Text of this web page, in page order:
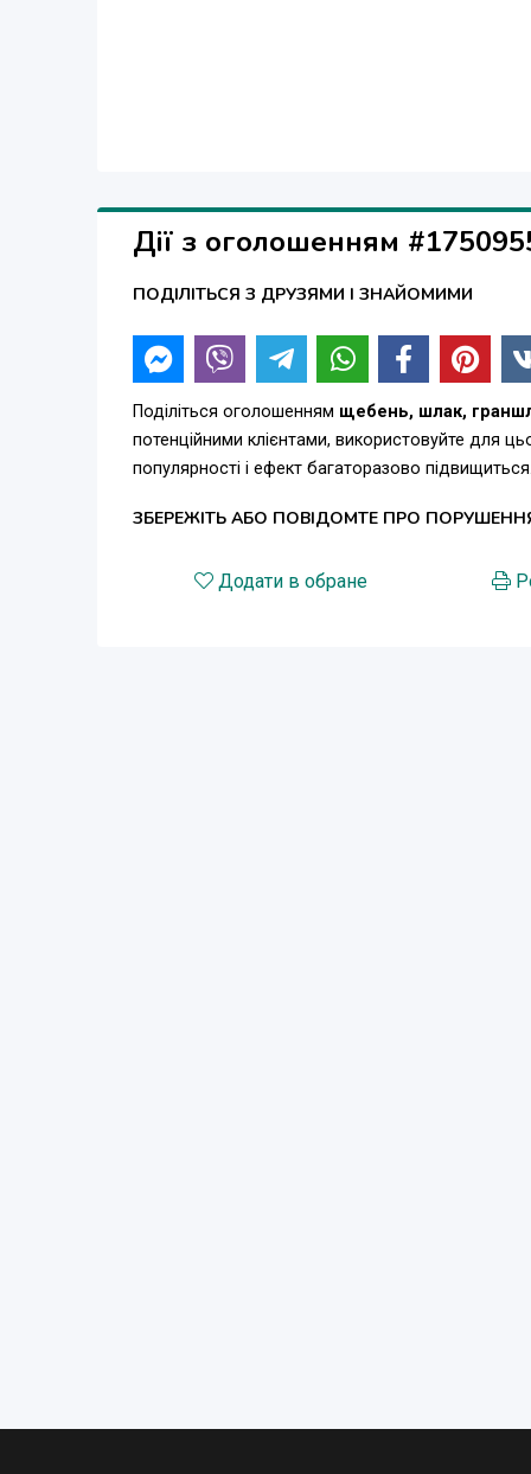
Дії з оголошенням
ПОДІЛІТЬСЯ З ДРУЗЯМИ І ЗНАЙОМИМИ
Поділіться оголошенням щебень, шлак,
потенційними клієнтами, використовуйте для
популярності і ефект багаторазово
ЗБЕРЕЖІТЬ АБО ПОВІДОМТЕ ПРО
Додати в обране